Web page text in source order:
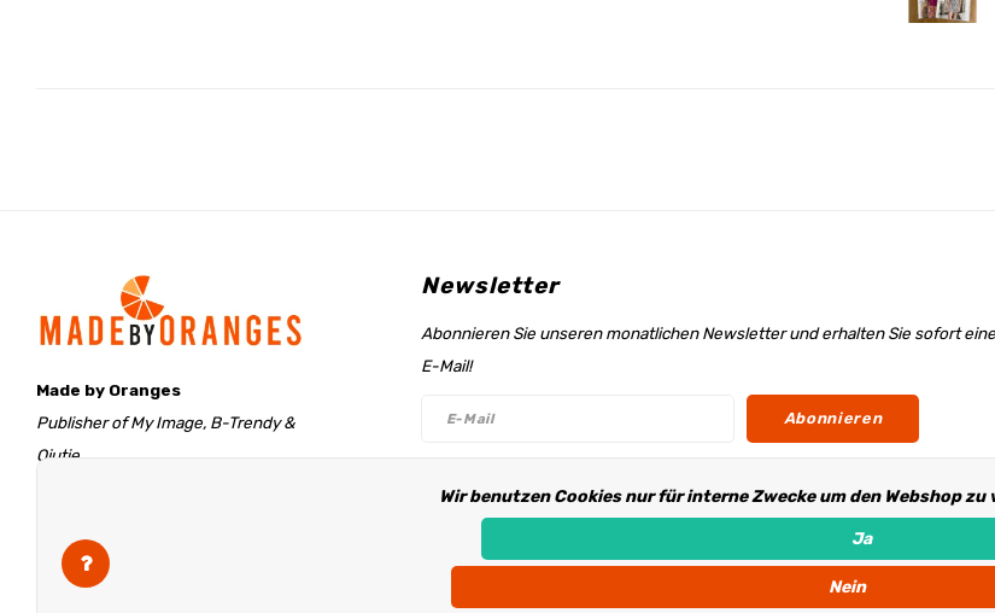
Made by Oranges
Publisher of My Image, B-Trendy &
Qjutie
The Netherlands
info@madebyoranges.com
Newsletter
Abonnieren Sie unseren monatlichen Newsletter und erhalten Sie sofort
E-Mail!
Abonnieren
Folge uns
Wir benutzen Cookies nur für interne Zwecke um den Webshop
Ja
Nein